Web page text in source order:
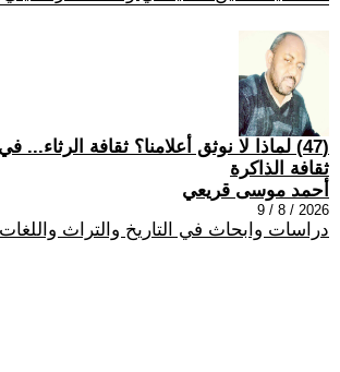
(47) لماذا لا نوثق أعلامنا؟ ثقافة الرثاء...
ثقافة الذاكرة
أحمد موسى قريعي
2026 / 8 / 9
دراسات وابحاث في التاريخ والتراث واللغات